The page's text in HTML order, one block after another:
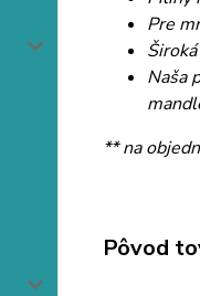
Pre
Naša
** na
Pôvod